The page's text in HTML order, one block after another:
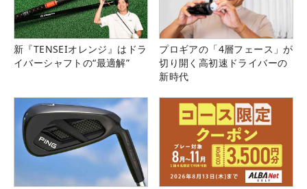
新『TENSEIオレンジ』はドラ
イバーシャフトの“最適解”
プロギアの「4層フェース」が
切り開く高初速ドライバーの
新時代